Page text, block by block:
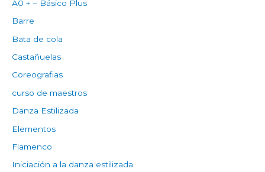
A0 + – Básico Plus
Barre
Bata de cola
Castañuelas
Coreografias
curso de maestros
Danza Estilizada
Elementos
Flamenco
Iniciación a la danza estilizada